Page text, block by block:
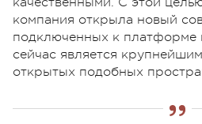
компания открыла новый
подключенных к платформе
сейчас является
открытых подобных